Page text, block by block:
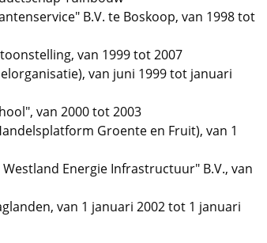
B.V. te Boskoop, van 1998 tot
van 1999 tot 2007
van juni 1999 tot januari
van 2000 tot 2003
Groente en Fruit), van 1
Energie Infrastructuur" B.V., van
van 1 januari 2002 tot 1 januari